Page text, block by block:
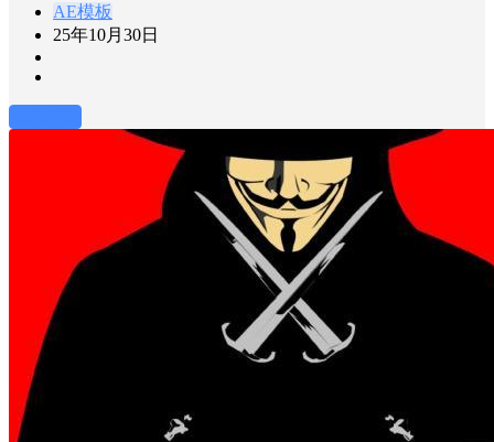
AE模板
25年10月30日